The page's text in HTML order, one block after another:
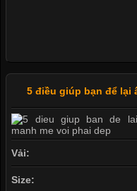
5 điều giúp bạn để lại
Vải:
Size: